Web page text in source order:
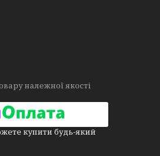
належної якості
купити будь-який